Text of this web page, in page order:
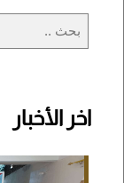
اخر الأخبار